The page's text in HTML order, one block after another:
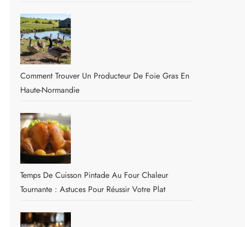
Comment Trouver Un Producteur De Foie Gras En
Haute-Normandie
Temps De Cuisson Pintade Au Four Chaleur
Tournante : Astuces Pour Réussir Votre Plat